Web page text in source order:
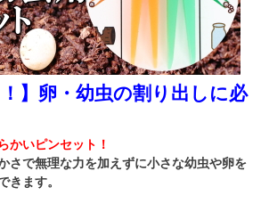
！】卵・幼虫の割り出しに必
かいピンセット！
さで無理な力を加えずに小さな幼虫や卵を
きます。